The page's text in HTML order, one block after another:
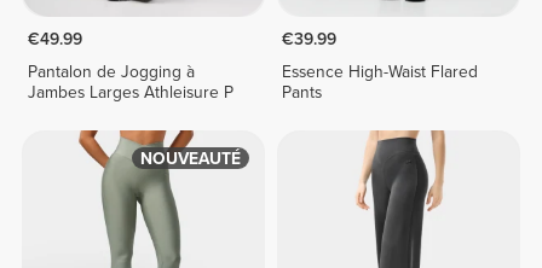
€49.99
Pantalon de Jogging à
Jambes Larges Athleisure P
€39.99
Essence High-Waist Flared
Pants
NOUVEAUTÉ